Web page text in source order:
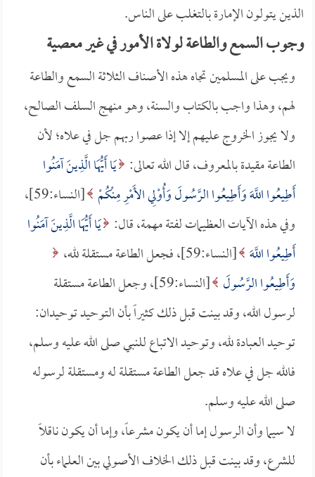
الذين يتولون الإمارة بالتغلب على الناس.
وجوب السمع والطاعة لولاة الأمور في غير معصية
ويجب على المسلمين تجاه هذه الأصناف الثلاثة السمع والطاعة
لهم، وهذا واجب بالكتاب والسنة، وهو منهج السلف الصالح،
ولا يجوز الخروج عليهم إلا إذا عصوا ربهم جل في علاه؛ لأن
الطاعة مقيدة بالمعروف، قال الله تعالى: يَا أَيُّهَا الَّذِينَ آمَنُوا
أَطِيعُوا اللَّهَ وَأَطِيعُوا الرَّسُولَ وَأُوْلِي الأَمْرِ مِنْكُمْ
[النساء:59]،
وفي هذه الآيات العظيمات لفتة مهمة، قال: يَا أَيُّهَا الَّذِينَ آمَنُوا
أَطِيعُوا اللَّهَ [النساء:59]، فجعل الطاعة مستقلة لله،
وَأَطِيعُوا الرَّسُولَ
[النساء:59]، وجعل الطاعة مستقلة
لرسول الله، وقد بينت قبل ذلك كثيراً بأن التوحيد توحيدان:
توحيد العبادة لله، وتوحيد الاتباع للنبي صلى الله عليه وسلم،
فالله جل في علاه قد جعل الطاعة مستقلة له ومستقلة لرسوله
صلى الله عليه وسلم.
لا سيما وأن الرسول إما أن يكون مشرعاً، وإما أن يكون ناقلاً
للشرع، وقد بينت قبل ذلك الخلاف الأصولي بين العلماء بأن